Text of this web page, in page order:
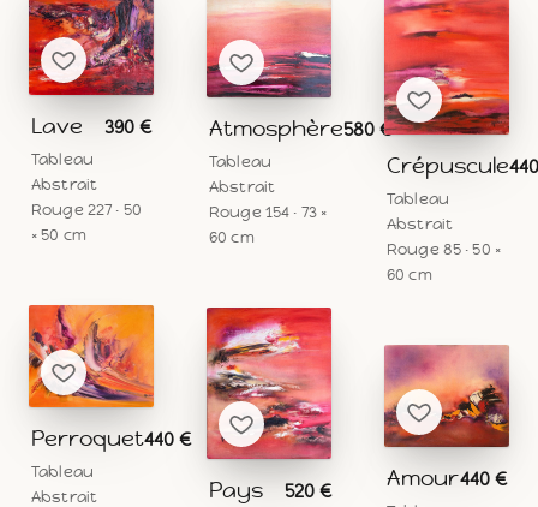
Lave 390 €
Tableau
Abstrait
Rouge 227 · 50
× 50 cm
Perroquet440 €
Tableau
Abstrait
Atmosphère580 €
Tableau
Abstrait
Rouge 154 · 73 ×
60 cm
Pays
520 €
Crépuscule
Tableau
Abstrait
Rouge 85 · 50 ×
60 cm
Amour440 €